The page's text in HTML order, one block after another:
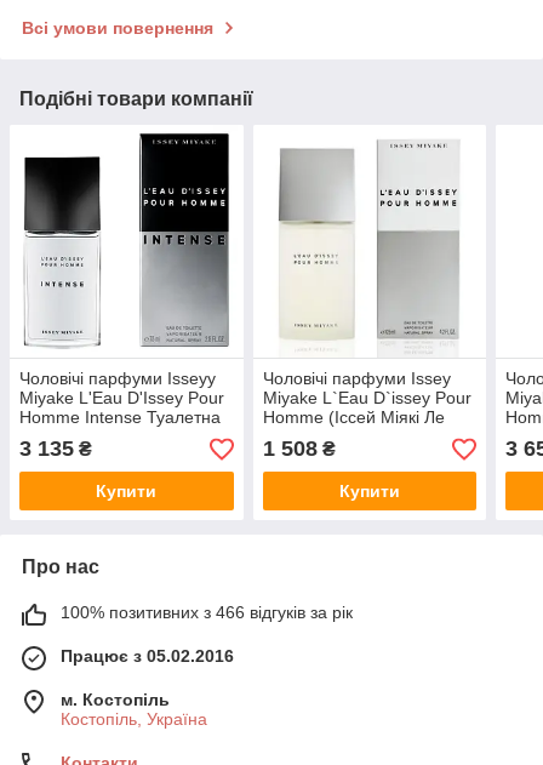
Всі умови повернення
Подібні товари компанії
Чоловічі парфуми Isseyy
Miyake L'Eau D'Issey Pour
Homme Intense Туалетна
вода 75 ml/мл
3 135 ₴
Купити
Чоловічі парфуми Issey
Miyake L`Eau D`issey Pour
Homme (Іссей Міякі Ле
Дісей Пур Хом) Туалетна
вода 125 ml/мл
1 508₴
Купити
3
Про нас
100% позитивних з 466 відгуків за рік
Працює з 05.02.2016
м. Костопіль
Костопіль, Україна